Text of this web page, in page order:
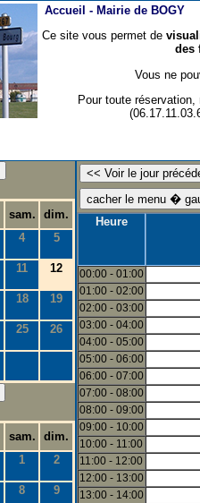
Accueil - Mairie de BOGY
Ce site vous permet de
des
Vous ne
Pour toute
sam.
dim.
4 5
11 12
18 19
25 26
sam.
dim.
1 2
8 9
Heure
00:00 - 01:00
01:00 - 02:00
02:00 - 03:00
03:00 - 04:00
04:00 - 05:00
05:00 - 06:00
06:00 - 07:00
07:00 - 08:00
08:00 - 09:00
09:00 - 10:00
10:00 - 11:00
11:00 - 12:00
12:00 - 13:00
13:00 - 14:00